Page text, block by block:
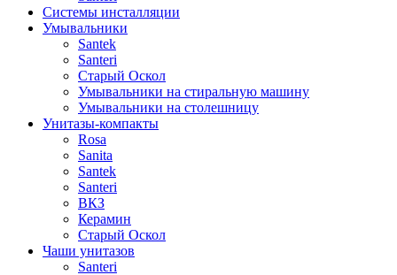
Системы инсталляции
Умывальники
Santek
Santeri
Старый Оскол
Умывальники на стиральную машину
Умывальники на столешницу
Унитазы-компакты
Rosa
Sanita
Santek
Santeri
ВКЗ
Керамин
Старый Оскол
Чаши унитазов
Santeri